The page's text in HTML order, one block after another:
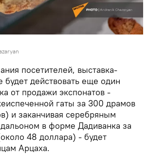
посетителей, выставка-
будет действовать еще один
от продажи экспонатов -
гаты за 300 драмов
и заканчивая серебряным
в форме Дадиванка за
48 доллара) - будет
Арцаха.